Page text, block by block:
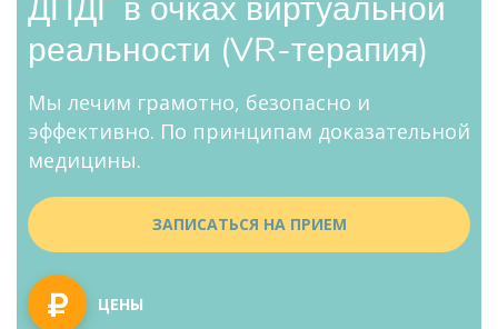
ДПДГ в очках виртуальной
реальности (VR-терапия)
Мы лечим грамотно, безопасно и
эффективно. По принципам доказательной
медицины.
ЗАПИСАТЬСЯ НА ПРИЕМ
ЦЕНЫ